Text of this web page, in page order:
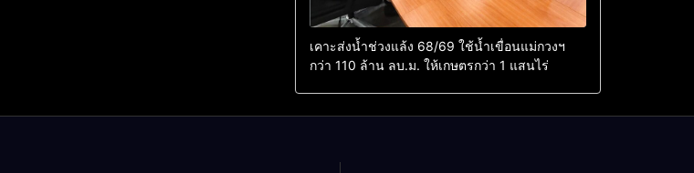
เคาะส่งน้ำช่วงแล้ง 68/69 ใช้น้ำเขื่อนแม่กวงฯ
กว่า 110 ล้าน ลบ.ม. ให้เกษตรกว่า 1 แสนไร่